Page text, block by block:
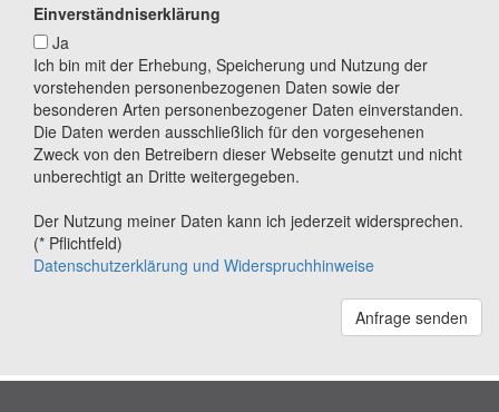
Einverständniserklärung
Ja
Ich bin mit der Erhebung, Speicherung und Nutzung der
vorstehenden personenbezogenen Daten sowie der
besonderen Arten personenbezogener Daten einverstanden.
Die Daten werden ausschließlich für den vorgesehenen
Zweck von den Betreibern dieser Webseite genutzt und nicht
unberechtigt an Dritte weitergegeben.
Der Nutzung meiner Daten kann ich jederzeit widersprechen.
(* Pflichtfeld)
Datenschutzerklärung und Widerspruchhinweise
Anfrage senden